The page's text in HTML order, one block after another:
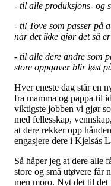
- til alle produksjons- og
- til Tove som passer på
når det ikke gjør det så
- til alle dere andre som
store oppgaver blir løst
Hver eneste dag står en
fra mamma og pappa til
viktigste jobben vi gjør
med fellesskap,
at dere rekker opp
engasjere dere i Kjelsås
Så håper jeg at dere alle
store og små utøvere får
men moro. Nyt det til det